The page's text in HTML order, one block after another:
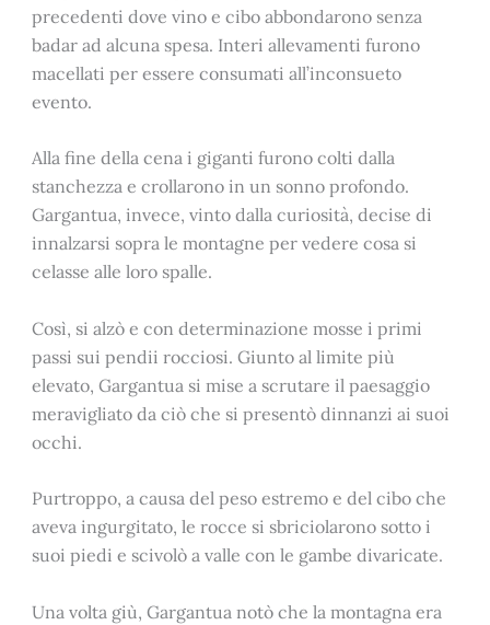
precedenti dove vino e cibo abbondarono senza
badar ad alcuna spesa. Interi allevamenti furono
macellati per essere consumati all’inconsueto
evento.
Alla fine della cena i giganti furono colti dalla
stanchezza e crollarono in un sonno profondo.
Gargantua, invece, vinto dalla curiosità, decise di
innalzarsi sopra le montagne per vedere cosa si
celasse alle loro spalle.
Così, si alzò e con determinazione mosse i primi
passi sui pendii rocciosi. Giunto al limite più
elevato, Gargantua si mise a scrutare il paesaggio
meravigliato da ciò che si presentò dinnanzi ai suoi
occhi.
Purtroppo, a causa del peso estremo e del cibo che
aveva ingurgitato, le rocce si sbriciolarono sotto i
suoi piedi e scivolò a valle con le gambe divaricate.
Una volta giù, Gargantua notò che la montagna era